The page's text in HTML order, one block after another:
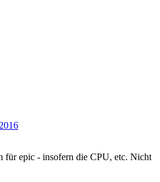
für epic - insofern die CPU, etc. Nicht